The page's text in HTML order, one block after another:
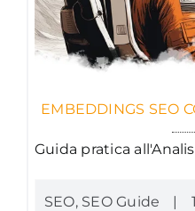
EMBEDDINGS SEO
Guida pratica
SEO, SEO Guide |